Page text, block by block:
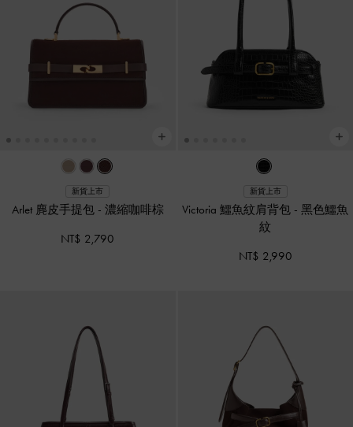
新貨上市
Arlet 麂皮手提包 - 濃縮咖啡棕
NT$ 2,790
新貨上市
Victoria 鱷魚紋肩背包 -黑色鱷魚
紋
NT$ 2,990